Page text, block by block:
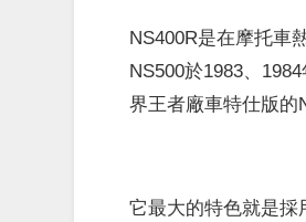
NS400R是在摩托車
NS500於1983、
界王者廠車特仕版的
它最大的特色就是採